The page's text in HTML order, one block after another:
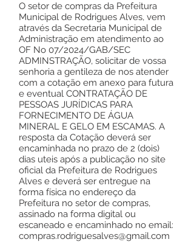
O setor de compras da Prefeitura
Municipal de Rodrigues Alves, vem
através da Secretaria Municipal de
Administração em atendimento ao
OF No 07/2024/GAB/SEC
ADMINSTRAÇÃO, solicitar de vossa
senhoria a gentileza de nos atender
com a cotação em anexo para futura
e eventual CONTRATAÇÃO DE
PESSOAS JURÍDICAS PARA
FORNECIMENTO DE ÁGUA
MINERAL E GELO EM ESCAMAS. A
resposta da Cotação deverá ser
encaminhada no prazo de 2 (dois)
dias uteis após a publicação no site
oficial da Prefeitura de Rodrigues
Alves e deverá ser entregue na
forma física no endereço da
Prefeitura no setor de compras,
assinado na forma digital ou
escaneado e encaminhado no email:
compras.rodriguesalves@gmail.com